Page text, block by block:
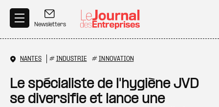
Newsletters
NANTES # INDUSTRIE # INNOVATION
Le spécialiste de l'hygiène JVD
se diversifie et lance une